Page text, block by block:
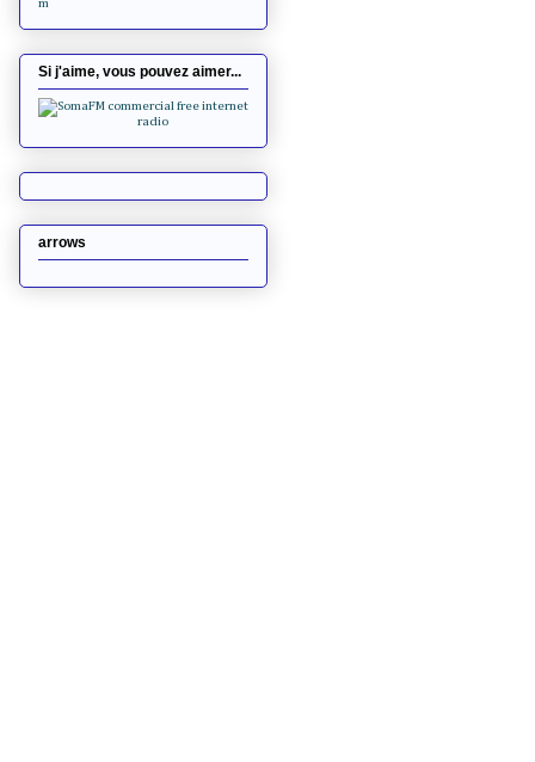
m
Si j'aime, vous pouvez aimer...
arrows